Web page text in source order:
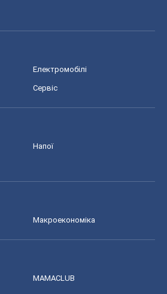
Електромобілі
Сервіс
Напої
Макроекономіка
MAMACLUB